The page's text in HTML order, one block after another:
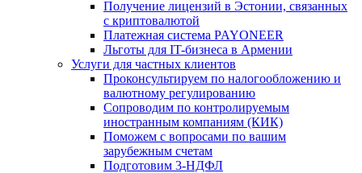
Получение лицензий в Эстонии, связанных
с криптовалютой
Платежная система PAYONEER
Льготы для IT-бизнеса в Армении
Услуги для частных клиентов
Проконсультируем по налогообложению и
валютному регулированию
Сопроводим по контролируемым
иностранным компаниям (КИК)
Поможем с вопросами по вашим
зарубежным счетам
Подготовим 3-НДФЛ